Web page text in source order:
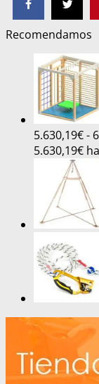
Recomendamos
5.630,19€-
5.630,19€